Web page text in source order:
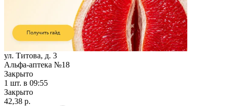
ул. Титова, д. 3
Альфа-аптека №18
Закрыто
1 шт. в 09:55
Закрыто
42,38 р.